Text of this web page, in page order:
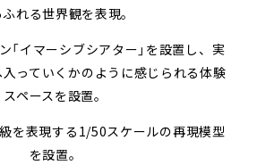
れる世界観を表現。
イマーシブシアター」を設置し、実
っていくかのように感じられる体験
スペースを設置。
級を表現する1/50スケールの再現模型
を設置。